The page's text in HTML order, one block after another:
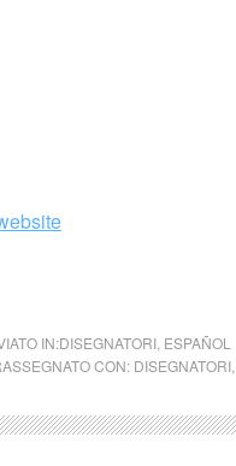
IN:DISEGNATORI, ESPAÑOL
CON: DISEGNATORI,